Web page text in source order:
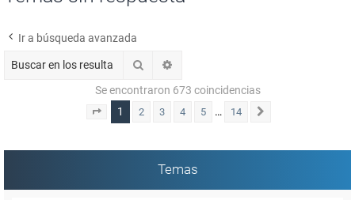
Ir a búsqueda avanzada
Buscar
Se encontraron 673 coincidencias
Página 1de 14
1 2 3 4 5 … 14
Temas